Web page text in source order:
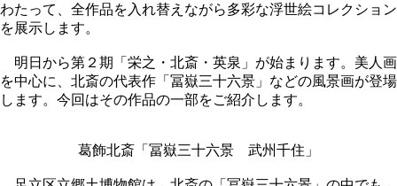
わたって、全作品を入れ替えながら多彩な浮世絵コレクション
を展示します。
明日から第２期「栄之・北斎・英泉」が始まります。美人画
を中心に、北斎の代表作「冨嶽三十六景」などの風景画が登場
します。今回はその作品の一部をご紹介します。
葛飾北斎「冨嶽三十六景 武州千住」